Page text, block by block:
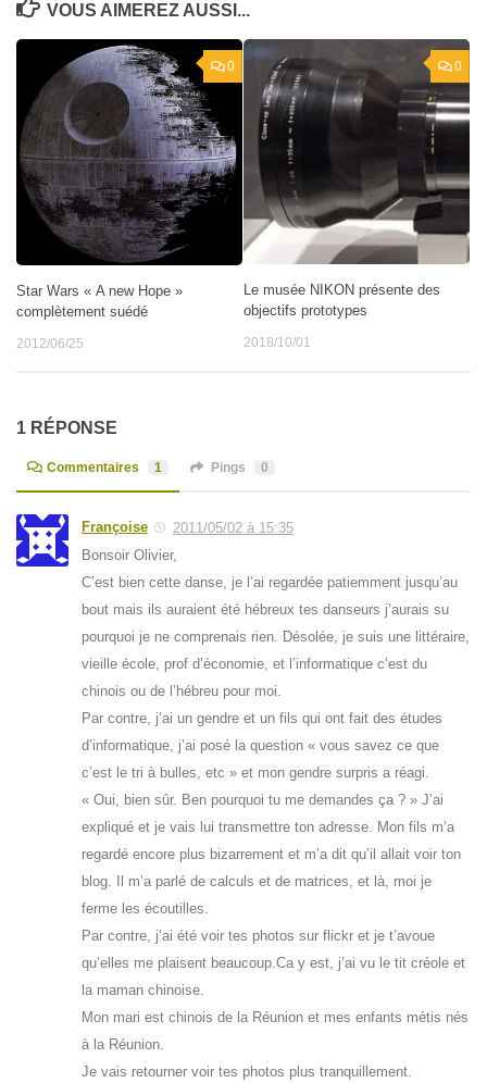
VOUS AIMEREZ AUSSI...
0
Star Wars « A new Hope »
complètement suédé
2012/06/25
0
Le musée NIKON présente des
objectifs prototypes
2018/10/01
1 RÉPONSE
Commentaires 1 Pings 0
Françoise
2011/05/02 à 15:35
Bonsoir Olivier,
C’est bien cette danse, je l’ai regardée patiemment jusqu’au
bout mais ils auraient été hébreux tes danseurs j’aurais su
pourquoi je ne comprenais rien. Désolée, je suis une littéraire,
vieille école, prof d’économie, et l’informatique c’est du
chinois ou de l’hébreu pour moi.
Par contre, j’ai un gendre et un fils qui ont fait des études
d’informatique, j’ai posé la question « vous savez ce que
c’est le tri à bulles, etc » et mon gendre surpris a réagi.
« Oui, bien sûr. Ben pourquoi tu me demandes ça ? » J’ai
expliqué et je vais lui transmettre ton adresse. Mon fils m’a
regardé encore plus bizarrement et m’a dit qu’il allait voir ton
blog. Il m’a parlé de calculs et de matrices, et là, moi je
ferme les écoutilles.
Par contre, j’ai été voir tes photos sur flickr et je t’avoue
qu’elles me plaisent beaucoup.Ca y est, j’ai vu le tit créole et
la maman chinoise.
Mon mari est chinois de la Réunion et mes enfants métis nés
à la Réunion.
Je vais retourner voir tes photos plus tranquillement.